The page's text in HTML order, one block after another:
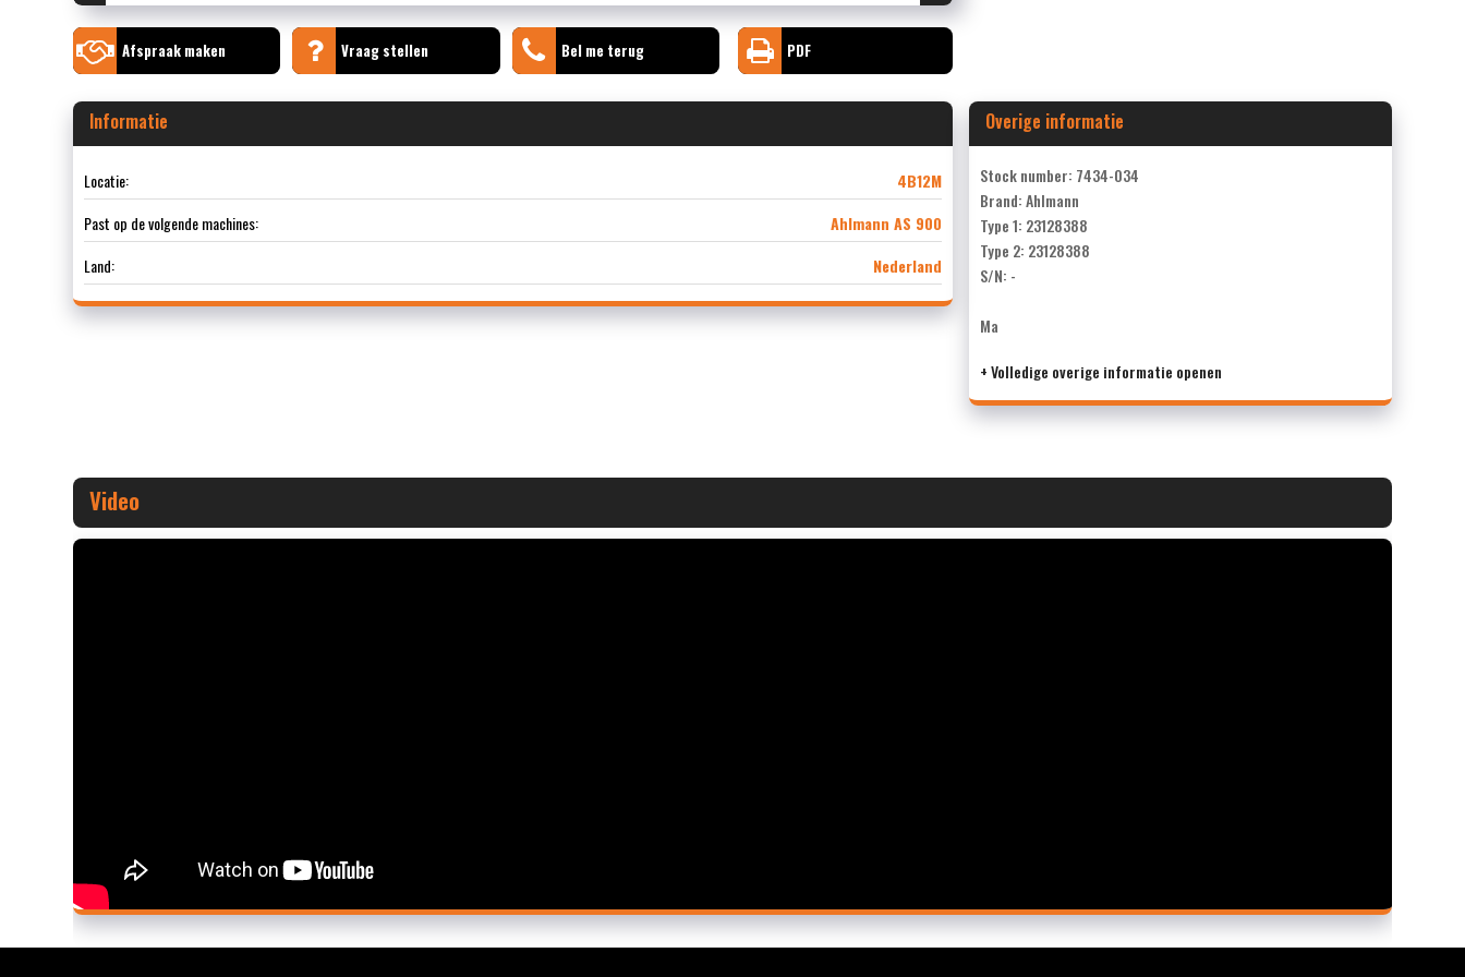
Afspraak maken Vraag stellen Bel me terug PDF
Informatie
Locatie:
4B12M
Past op de volgende machines:
Ahlmann AS 900
Land:
Nederland
Overige informatie
Stock number: 7434-034
Brand: Ahlmann
Type 1: 23128388
Type 2: 23128388
S/N: -
Ma
+ Volledige overige informatie openen
Video